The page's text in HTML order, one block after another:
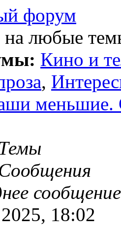
форум
любые
Кино и
,
меньшие.
сообщение
18:02